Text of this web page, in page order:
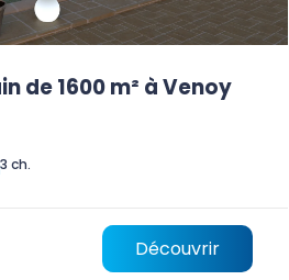
de 1600 m² à Venoy
3 ch.
Découvrir